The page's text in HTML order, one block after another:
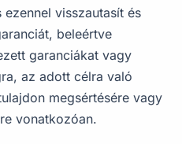
visszautasít és
beleértve
garanciákat vagy
az adott célra való
megsértésére vagy
vonatkozóan.